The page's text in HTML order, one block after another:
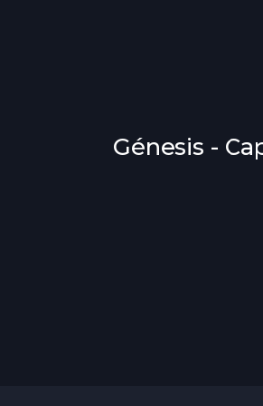
Génesis -